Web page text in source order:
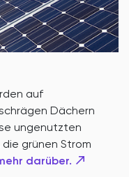
auf
Dächern
ungenutzten
grünen Strom
darüber.